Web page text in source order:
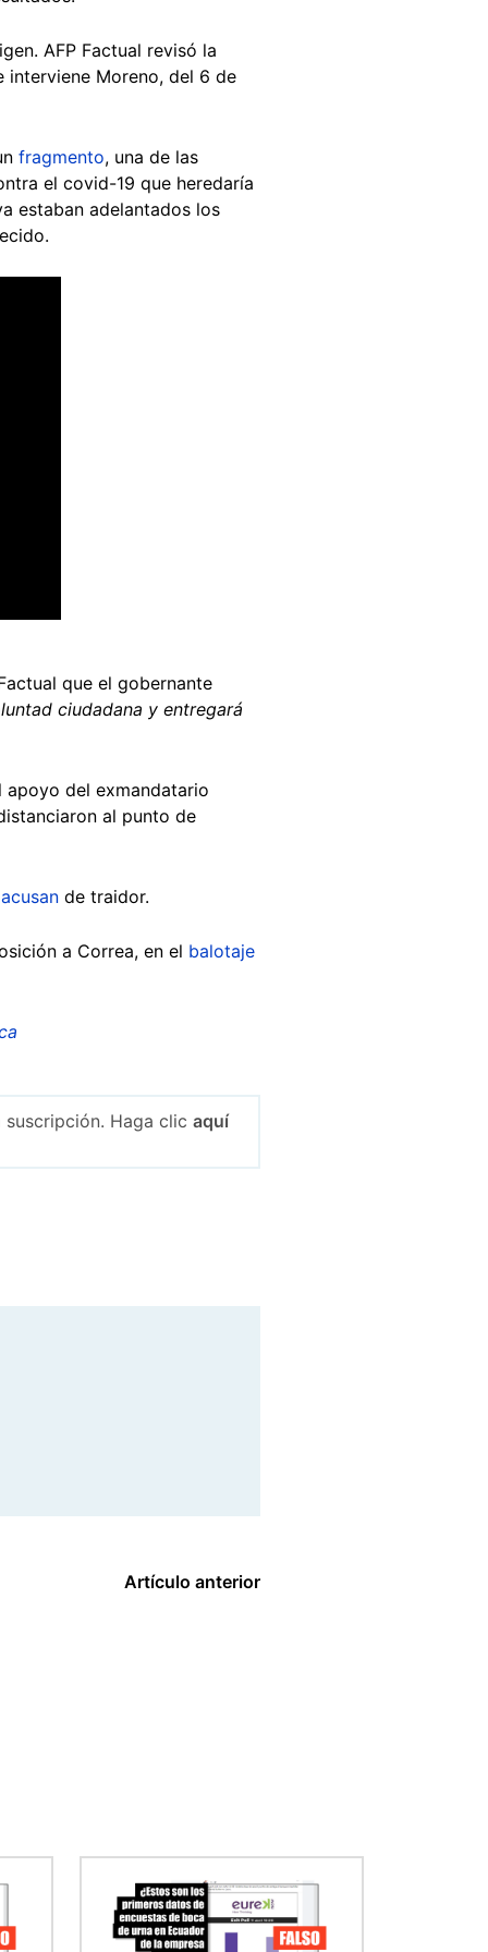
AFP Factual revisó la
interviene Moreno, del 6 de
fragmento, una de las
el covid-19 que heredaría
estaban adelantados los
que el gobernante
ciudadana y entregará
del exmandatario
al punto de
acusan de traidor.
a Correa, en el balotaje
Haga clic aquí
Artículo anterior